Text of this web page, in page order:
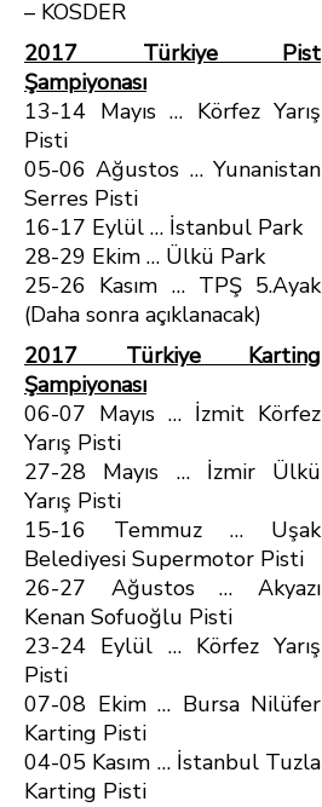
– KOSDER
2017 Türkiye Pist
Şampiyonası
13-14 Mayıs … Körfez Yarış
Pisti
05-06 Ağustos … Yunanistan
Serres Pisti
16-17 Eylül … İstanbul Park
28-29 Ekim … Ülkü Park
25-26 Kasım … TPŞ 5.Ayak
(Daha sonra açıklanacak)
2017 Türkiye Karting
Şampiyonası
06-07 Mayıs … İzmit Körfez
Yarış Pisti
27-28 Mayıs … İzmir Ülkü
Yarış Pisti
15-16 Temmuz … Uşak
Belediyesi Supermotor Pisti
26-27 Ağustos … Akyazı
Kenan Sofuoğlu Pisti
23-24 Eylül … Körfez Yarış
Pisti
07-08 Ekim … Bursa Nilüfer
Karting Pisti
04-05 Kasım … İstanbul Tuzla
Karting Pisti